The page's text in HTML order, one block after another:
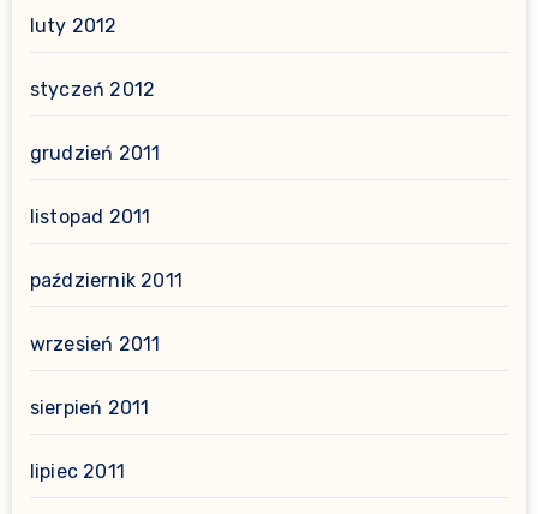
luty 2012
styczeń 2012
grudzień 2011
listopad 2011
październik 2011
wrzesień 2011
sierpień 2011
lipiec 2011